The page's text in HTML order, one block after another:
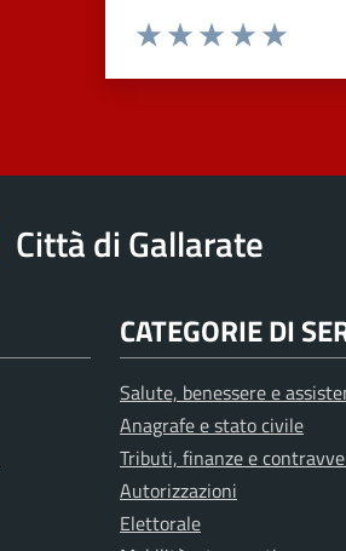
Città di Gallarate
CATEGORIE DI
Salute, benessere e
Anagrafe e stato civile
Tributi, finanze e
Autorizzazioni
Elettorale